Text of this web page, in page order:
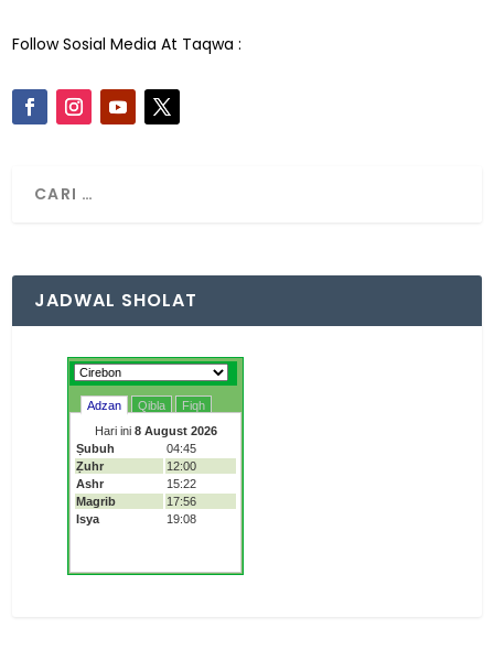
Follow Sosial Media At Taqwa :
JADWAL SHOLAT